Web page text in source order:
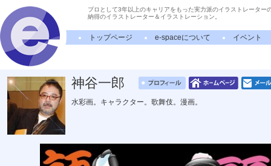
プロとして3年以上のキャリアをもった実力派のイラストレーター
納得のイラストレーター＆イラストレーション。
トップページ e-spaceについて イベント
神谷一郎
水彩画。キャラクター。歌舞伎。漫画。